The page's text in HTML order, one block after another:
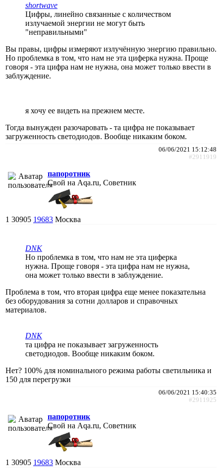
shortwave
Цифры, линейно связанные с количеством
излучаемой энергии не могут быть
"неправильными"
Вы правы, цифры измеряют излучённую энергию правильно.
Но проблемка в том, что нам не эта циферка нужна. Проще
говоря - эта цифра нам не нужна, она может только ввести в
заблуждение.
я хочу ее видеть на прежнем месте.
Тогда вынужден разочаровать - та цифра не показывает
загруженность светодиодов. Вообще никаким боком.
06/06/2021 15:12:48
#2911919
папоротник
Свой на Aqa.ru, Советник
1 30905 19683 Москва
DNK
Но проблемка в том, что нам не эта циферка
нужна. Проще говоря - эта цифра нам не нужна,
она может только ввести в заблуждение.
Проблема в том, что вторая цифра еще менее показательна
без оборудования за сотни долларов и справочных
материалов.
DNK
та цифра не показывает загруженность
светодиодов. Вообще никаким боком.
Нет? 100% для номинального режима работы светильника и
150 для перегрузки
06/06/2021 15:40:35
#2911925
папоротник
Свой на Aqa.ru, Советник
1 30905 19683 Москва